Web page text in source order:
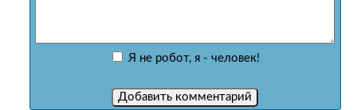
Я не робот, я - человек!